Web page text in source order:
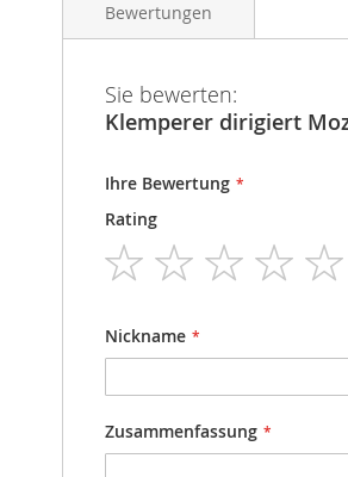
Bewertungen
Sie bewerten:
Klemperer dirigiert
Ihre Bewertung
Rating
1
star
2
stars
3
stars
4
stars
Nickname
Zusammenfassung